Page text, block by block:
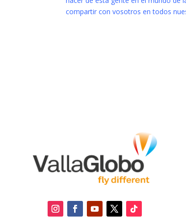
compartir con vosotros en todos